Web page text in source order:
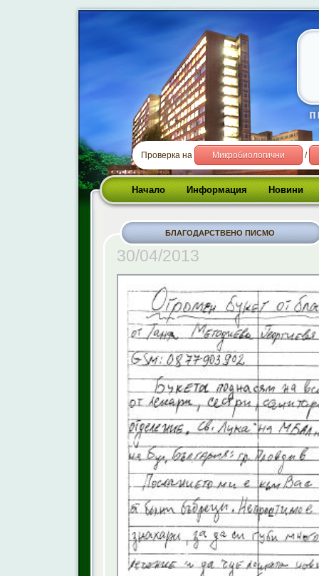
Проверка на Микробиологични /
Начало Информация Новини
БЛАГОДАРСТВЕНО ПИСМО
30/04/2013